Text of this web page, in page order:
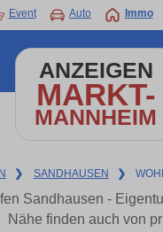
Event Auto Immo
ANZEIGEN
MARKT-
MANNHEIM
❯ SANDHAUSEN ❯
Sandhausen -
Nähe finden auch von